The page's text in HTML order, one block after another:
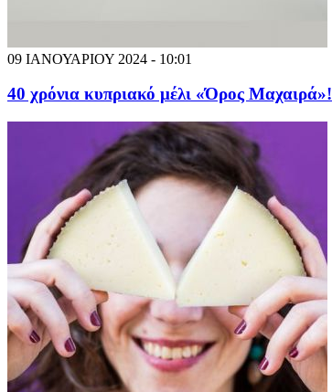
09 ΙΑΝΟΥΑΡΙΟΥ 2024 - 10:01
40 χρόνια κυπριακό μέλι «Όρος Μαχαιρά»!